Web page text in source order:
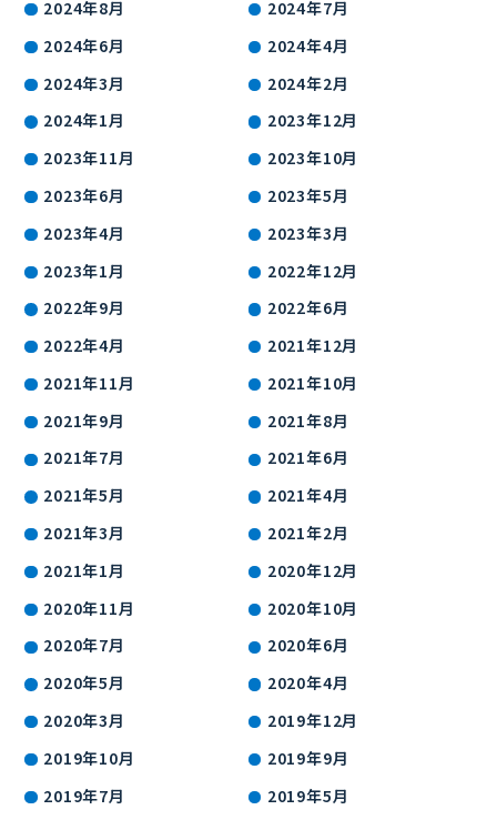
2024年8月
2024年7月
2024年6月
2024年4月
2024年3月
2024年2月
2024年1月
2023年12月
2023年11月
2023年10月
2023年6月
2023年5月
2023年4月
2023年3月
2023年1月
2022年12月
2022年9月
2022年6月
2022年4月
2021年12月
2021年11月
2021年10月
2021年9月
2021年8月
2021年7月
2021年6月
2021年5月
2021年4月
2021年3月
2021年2月
2021年1月
2020年12月
2020年11月
2020年10月
2020年7月
2020年6月
2020年5月
2020年4月
2020年3月
2019年12月
2019年10月
2019年9月
2019年7月
2019年5月